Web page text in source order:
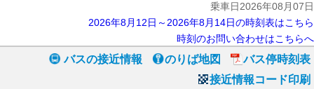
乗車日2026年08月07日
2026年8月12日～2026年8月14日の時刻表はこちら
時刻のお問い合わせはこちらへ
バスの接近情報 のりば地図
バス停時刻表
接近情報コード印刷